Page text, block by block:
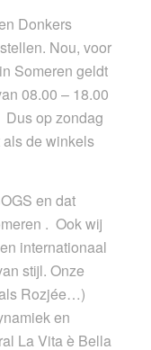
Donkers
Nou, voor
Someren geldt
08.00 – 18.00
Dus op zondag
de winkels
en dat
. Ook wij
internationaal
stijl. Onze
Rozjée…)
en
La Vita è Bella